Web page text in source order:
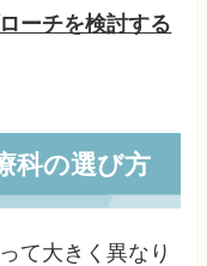
ーチを検討する
科の選び方
て大きく異なり